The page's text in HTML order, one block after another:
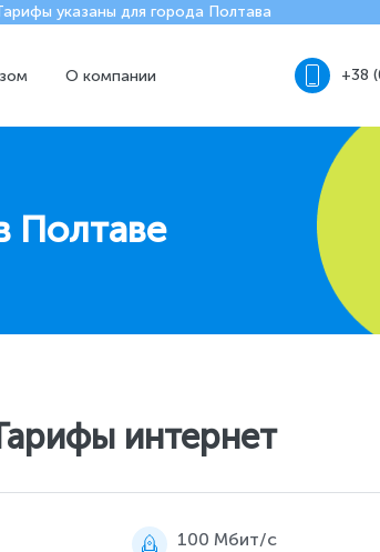
указаны для города Полтава
О компании +38
Полтаве
интернет
100 Мбит/c